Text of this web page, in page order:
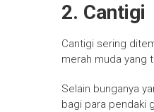
2. Cantigi
Cantigi sering
merah muda yang
Selain bunganya
bagi para pendaki